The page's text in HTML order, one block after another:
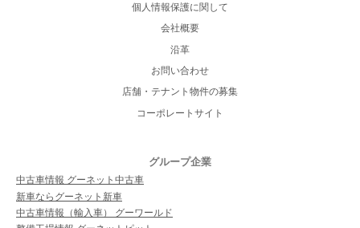
個人情報保護に関して
会社概要
沿革
お問い合わせ
店舗・テナント物件の募集
コーポレートサイト
グループ企業
中古車情報 グーネット中古車
新車ならグーネット新車
中古車情報（輸入車） グーワールド